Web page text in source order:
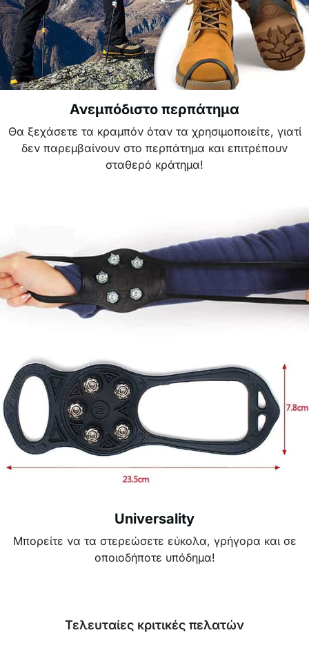
Ανεμπόδιστο περπάτημα
Θα ξεχάσετε τα κραμπόν όταν τα χρησιμοποιείτε, γιατί
δεν παρεμβαίνουν στο περπάτημα και επιτρέπουν
σταθερό κράτημα!
Universality
Μπορείτε να τα στερεώσετε εύκολα, γρήγορα και σε
οποιοδήποτε υπόδημα!
Τελευταίες κριτικές πελατών